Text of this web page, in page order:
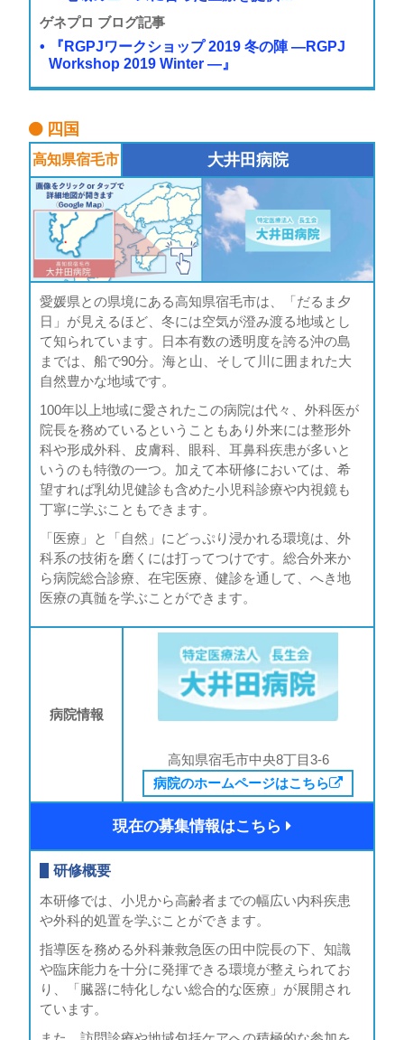
ゲネプロ ブログ記事
『RGPJワークショップ 2019 冬の陣 ―RGPJ
Workshop 2019 Winter ―』
四国
高知県宿毛市 大井田病院
愛媛県との県境にある高知県宿毛市は、「だるま夕
日」が見えるほど、冬には空気が澄み渡る地域とし
て知られています。日本有数の透明度を誇る沖の島
までは、船で90分。海と山、そして川に囲まれた大
自然豊かな地域です。
100年以上地域に愛されたこの病院は代々、外科医が
院長を務めているということもあり外来には整形外
科や形成外科、皮膚科、眼科、耳鼻科疾患が多いと
いうのも特徴の一つ。加えて本研修においては、希
望すれば乳幼児健診も含めた小児科診療や内視鏡も
丁寧に学ぶこともできます。
「医療」と「自然」にどっぷり浸かれる環境は、外
科系の技術を磨くには打ってつけです。総合外来か
ら病院総合診療、在宅医療、健診を通して、へき地
医療の真髄を学ぶことができます。
病院情報
高知県宿毛市中央8丁目3-6
病院のホームページはこちら
現在の募集情報はこちら
研修概要
本研修では、小児から高齢者までの幅広い内科疾患
や外科的処置を学ぶことができます。
指導医を務める外科兼救急医の田中院長の下、知識
や臨床能力を十分に発揮できる環境が整えられてお
り、「臓器に特化しない総合的な医療」が展開され
ています。